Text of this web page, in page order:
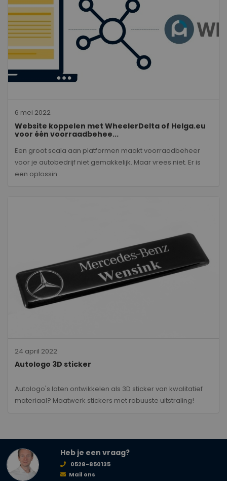
6 mei 2022
Website koppelen met WheelerDelta of Helga.eu
voor één voorraadbehee...
Een groot scala aan platformen maakt voorraadbeheer
voor je autobedrijf niet gemakkelijk. Maar vrees niet. Er is
een oplossin...
24 april 2022
Autologo 3D sticker
Autologo's laten ontwikkelen als 3D sticker van kwalitatief
materiaal? Maatwerk stickers met robuuste uitstraling!
Heb je een vraag?
0528-850135
Mail ons